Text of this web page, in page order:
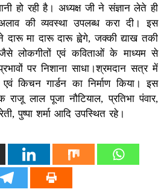
हो रही है। अध्यक्ष जी ने संज्ञान लेते ही
की व्यवस्था उपलब्ध करा दी। इस
मा दारू दारू ह्वेगे, जक्की द्याख तकी
लोकगीतों एवं कविताओं के माध्यम से
पर निशाना साधा।श्रमदान सत्र में
एवं किचन गार्डन का निर्माण किया। इस
लाल पूजा नौटियाल, प्रतिभा पंवार,
पुष्पा शर्मा आदि उपस्थित रहे।